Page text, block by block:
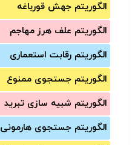
الگوریتم جهش قورباغه
الگوریتم علف هرز مهاجم
الگوریتم رقابت استعماری
الگوریتم جستجوی ممنوع
الگوریتم شبیه سازی تبرید
الگوریتم جستجوی هارمونی